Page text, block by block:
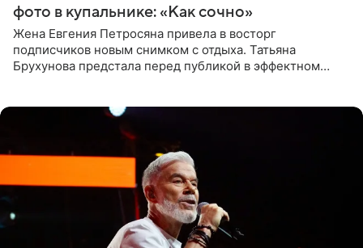
фото в купальнике: «Как сочно»
Жена Евгения Петросяна привела в восторг
подписчиков новым снимком с отдыха. Татьяна
Брухунова предстала перед публикой в эффектном